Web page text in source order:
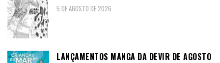
5 DE AGOSTO DE 2026
LANÇAMENTOS MANGA DA DEVIR DE AGOSTO